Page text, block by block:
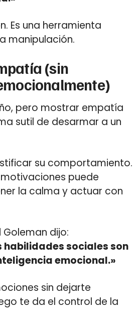
Es una herramienta
manipulación.
(sin
pero mostrar empatía
sutil de desarmar a un
su comportamiento.
puede
la calma y actuar con
Goleman dijo:
habilidades sociales son
emocional.»
sin dejarte
te da el control de la